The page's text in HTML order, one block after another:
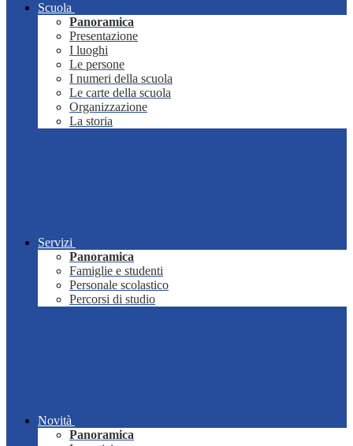
Scuola
Panoramica
Presentazione
I luoghi
Le persone
I numeri della scuola
Le carte della scuola
Organizzazione
La storia
Servizi
Panoramica
Famiglie e studenti
Personale scolastico
Percorsi di studio
Novità
Panoramica